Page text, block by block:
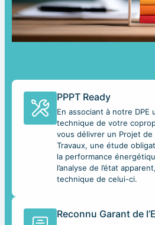
PPPT Ready
En associant à notre DPE
technique de votre
vous délivrer un Projet de
Travaux, une étude
la performance
l’analyse de l’état
technique de celui-ci.
Reconnu Garant de